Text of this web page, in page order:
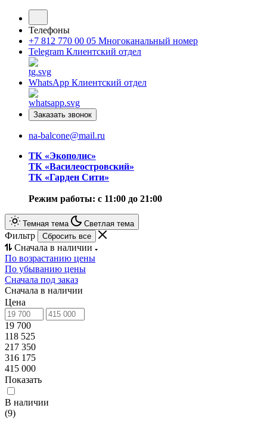
Телефоны
+7 812 770 00 05 Многоканальный номер
Telegram Клиентский отдел
WhatsApp Клиентский отдел
Заказать звонок
na-balcone@mail.ru
ТК «Экополис»
ТК «Василеостровский»
ТК «Гарден Сити»
Режим работы: с 11:00 до 21:00
Темная тема Светлая тема
Фильтр Сбросить все
Сначала в наличии
По возрастанию цены
По убыванию цены
Сначала под заказ
Сначала в наличии
Цена
19 700
118 525
217 350
316 175
415 000
Показать
В наличии
(9)